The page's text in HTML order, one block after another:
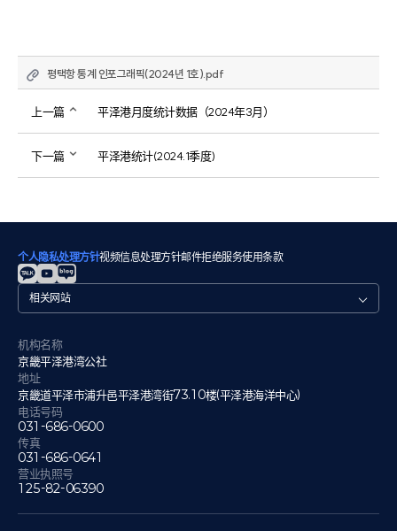
평택항 통계 인포그래픽(2024년 1호).pdf
上一篇 平泽港月度统计数据（2024年3月）
下一篇 平泽港统计(2024.1季度)
个人隐私处理方针视频信息处理方针邮件拒绝服务使用条款
관
련
이
트
机构名称
京畿平泽港湾公社
地址
京畿道平泽市浦升邑平泽港湾街73.10楼(平泽港海洋中心)
电话号码
031-686-0600
传真
031-686-0641
营业执照号
125-82-06390